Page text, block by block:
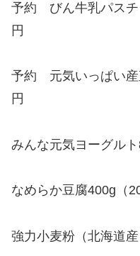
予約 びん牛乳パス
円
予約 元気いっぱい
円
みんな元気ヨーグル
なめらか豆腐400g（
強力小麦粉（北海道